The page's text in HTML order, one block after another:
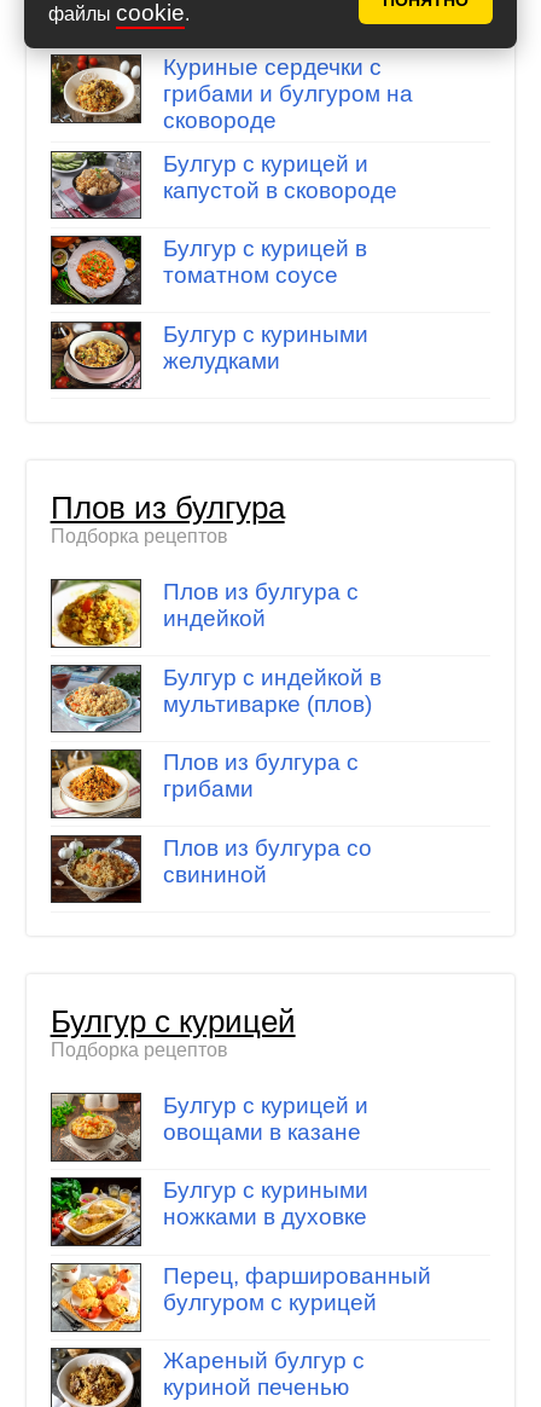
файлы cookie.
Подборка рецептов
Куриные сердечки с
грибами и булгуром на
сковороде
Булгур с курицей и
капустой в сковороде
Булгур с курицей в
томатном соусе
Булгур с куриными
желудками
Плов из булгура
Подборка рецептов
Плов из булгура с
индейкой
Булгур с индейкой в
мультиварке (плов)
Плов из булгура с
грибами
Плов из булгура со
свининой
Булгур с курицей
Подборка рецептов
Булгур с курицей и
овощами в казане
Булгур с куриными
ножками в духовке
Перец, фаршированный
булгуром с курицей
Жареный булгур с
куриной печенью